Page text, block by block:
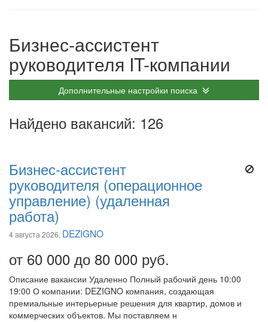
Бизнес-ассистент
руководителя IT-компании
Дополнительные настройки поиска
Найдено вакансий: 126
Бизнес-ассистент
руководителя (операционное
управление) (удаленная
работа)
4 августа 2026, DEZIGNO
от 60 000 до 80 000 руб.
Описание вакансии Удаленно Полный рабочий день 10:00
19:00 О компании: DEZIGNO компания, создающая
премиальные интерьерные решения для квартир, домов и
коммерческих объектов. Мы поставляем н